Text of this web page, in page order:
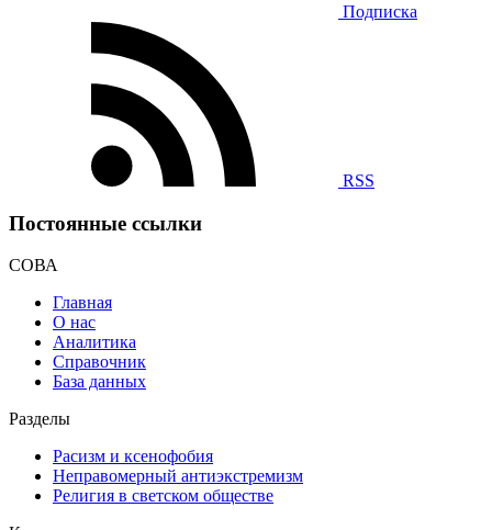
Подписка
RSS
Постоянные ссылки
СОВА
Главная
О нас
Аналитика
Справочник
База данных
Разделы
Расизм и ксенофобия
Неправомерный антиэкстремизм
Религия в светском обществе